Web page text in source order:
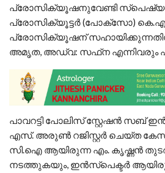
പ്രോസിക്യൂഷനുവേണ്ടി
പ്രോസിക്യൂട്ടര്‍ (പോക്‌സോ)
പ്രോസിക്യൂഷന്
അമൃത, അഡ്വ: സഫ്‌ന എന്നിവരും
പാവറട്ടി പോലിസ് സ്റ്റേഷന്‍ സബ്
എസ്. അരുണ്‍ റജിസ്റ്റര്‍ ചെയ്ത
സി.ഐ ആയിരുന്ന എം. കൃഷ്ണന്‍
നടത്തുകയും, ഇന്‍സ്പെക്ടര്‍